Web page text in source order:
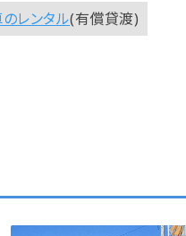
レンタル(有償貸渡)